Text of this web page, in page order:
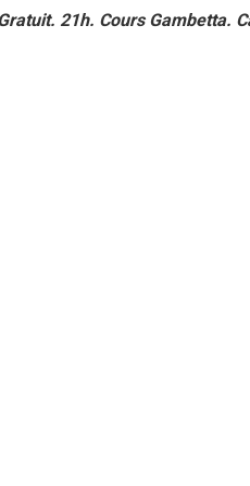
21h. Cours Gambetta.